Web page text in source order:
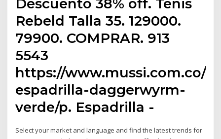
Rebeld Talla 35. 129000.
79900. COMPRAR. 913
5543
https://www.mussi.com.co/
espadrilla-daggerwyrm-
verde/p. Espadrilla -
Select your market and language and find the latest trends for